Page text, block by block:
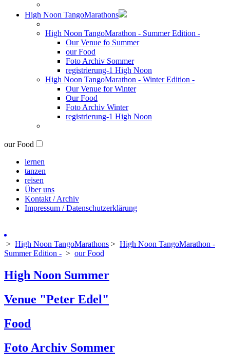
High Noon TangoMarathons
High Noon TangoMarathon - Summer Edition -
Our Venue fo Summer
our Food
Foto Archiv Sommer
registrierung-1 High Noon
High Noon TangoMarathon - Winter Edition -
Our Venue for Winter
Our Food
Foto Archiv Winter
registrierung-1 High Noon
our Food
lernen
tanzen
reisen
Über uns
Kontakt / Archiv
Impressum / Datenschutzerklärung
> High Noon TangoMarathons > High Noon TangoMarathon -
Summer Edition - > our Food
High Noon Summer
Venue "Peter Edel"
Food
Foto Archiv Sommer